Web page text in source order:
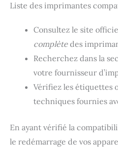
Liste des imprimantes
Consultez le site
complètedes
Recherchez dans la
votre fournisseur
Vérifiez les étiquettes
techniques fournies
En ayant vérifié la
le redémarrage de vos